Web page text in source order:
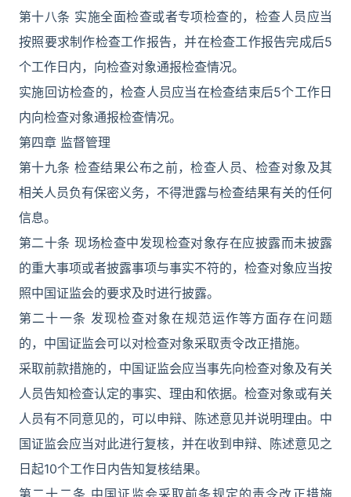
第十八条 实施全面检查或者专项检查的，检查人员应当
按照要求制作检查工作报告，并在检查工作报告完成后5
个工作日内，向检查对象通报检查情况。
实施回访检查的，检查人员应当在检查结束后5个工作日
内向检查对象通报检查情况。
第四章 监督管理
第十九条 检查结果公布之前，检查人员、检查对象及其
相关人员负有保密义务，不得泄露与检查结果有关的任何
信息。
第二十条 现场检查中发现检查对象存在应披露而未披露
的重大事项或者披露事项与事实不符的，检查对象应当按
照中国证监会的要求及时进行披露。
第二十一条 发现检查对象在规范运作等方面存在问题
的，中国证监会可以对检查对象采取责令改正措施。
采取前款措施的，中国证监会应当事先向检查对象及有关
人员告知检查认定的事实、理由和依据。检查对象或有关
人员有不同意见的，可以申辩、陈述意见并说明理由。中
国证监会应当对此进行复核，并在收到申辩、陈述意见之
日起10个工作日内告知复核结果。
第二十二条 中国证监会采取前条规定的责令改正措施